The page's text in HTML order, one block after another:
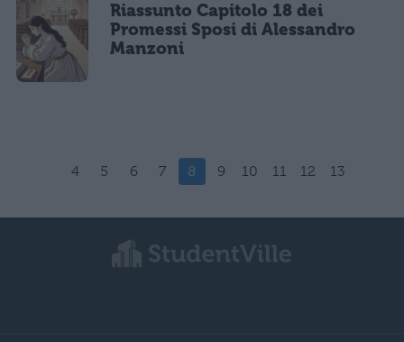
Riassunto Capitolo 18 dei
Promessi Sposi di Alessandro
Manzoni
4 5 6 7 8 9 10 11 12 13